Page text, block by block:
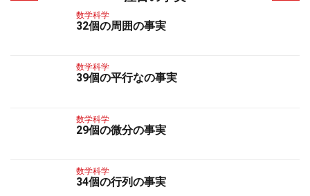
数学科学
32個の周囲の事実
数学科学
39個の平行なの事実
数学科学
29個の微分の事実
数学科学
34個の行列の事実